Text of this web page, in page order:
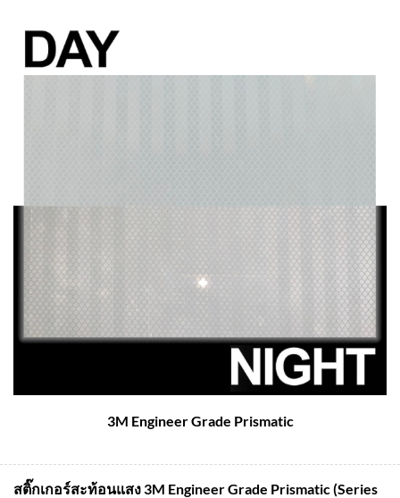
3M Engineer Grade Prismatic
สติ๊กเกอร์สะท้อนแสง 3M Engineer Grade Prismatic (Series